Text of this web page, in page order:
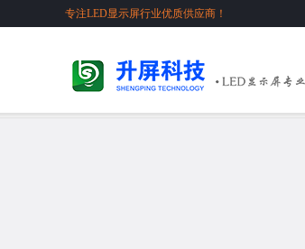
专注LED显示屏行业优质供应商！